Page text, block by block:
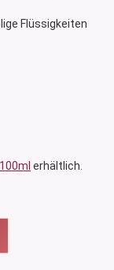
Flüssigkeiten
100ml erhältlich.